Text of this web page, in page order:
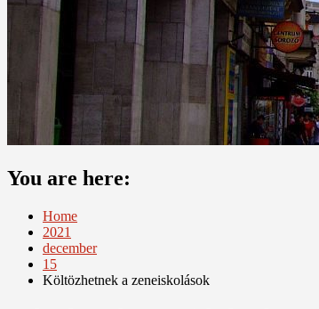
You are here:
Home
2021
december
15
Költözhetnek a zeneiskolások